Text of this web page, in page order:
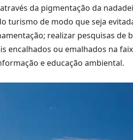
da pigmentação da
turismo de modo que seja
realizar pesquisas de
encalhados ou emalhados na
e educação ambiental.